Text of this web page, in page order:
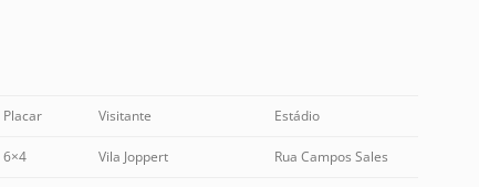
Placar Visitante Estádio
6×4 Vila Joppert Rua Campos Sales